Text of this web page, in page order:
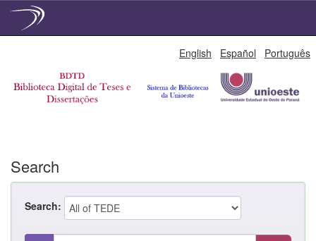
English Español Português
Search
Search: